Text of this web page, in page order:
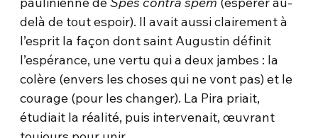
delà de tout espoir). Il avait aussi clairement à
l’esprit la façon dont saint Augustin définit
l’espérance, une vertu qui a deux jambes : la
colère (envers les choses qui ne vont pas) et le
courage (pour les changer). La Pira priait,
étudiait la réalité, puis intervenait, œuvrant